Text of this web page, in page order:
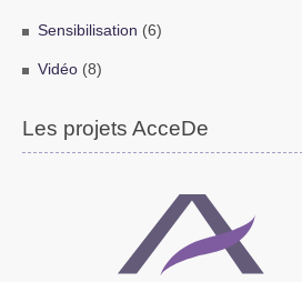
Sensibilisation (6)
Vidéo(8)
Les projets AcceDe